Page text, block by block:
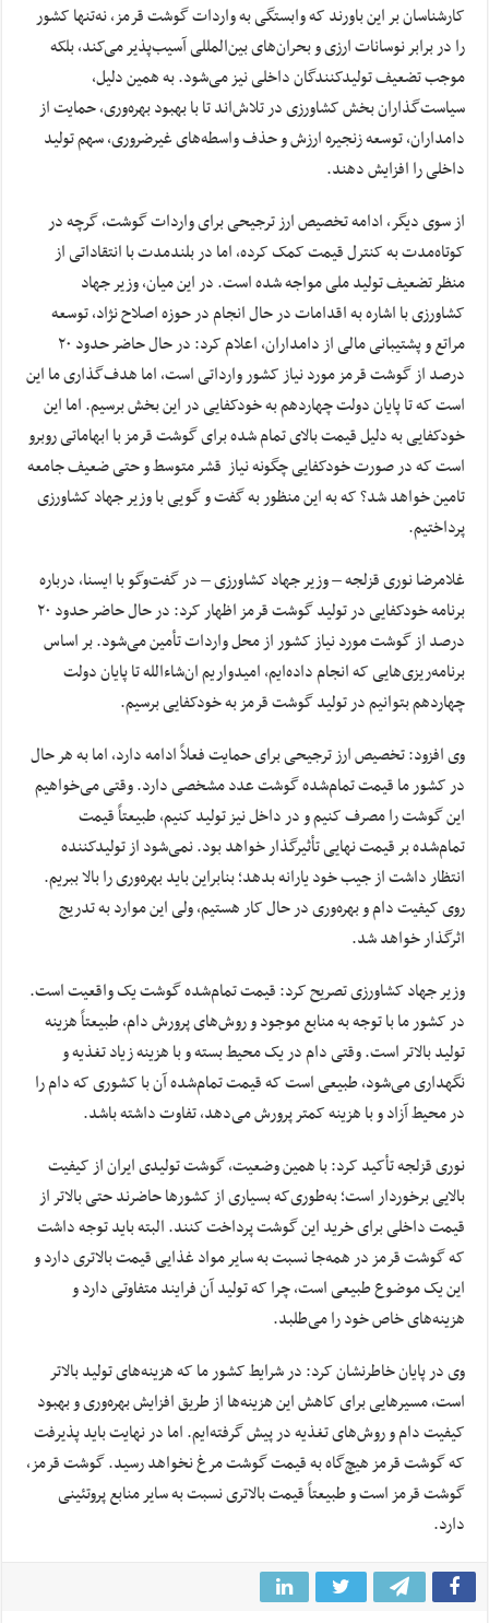
کارشناسان بر این باورند که وابستگی به واردات گوشت قرمز، نه‌تنها کشور
را در برابر نوسانات ارزی و بحران‌های بین‌المللی آسیب‌پذیر می‌کند، بلکه
موجب تضعیف تولیدکنندگان داخلی نیز می‌شود. به همین دلیل،
سیاست‌گذاران بخش کشاورزی در تلاش‌اند تا با بهبود بهره‌وری، حمایت از
دامداران، توسعه زنجیره ارزش و حذف واسطه‌های غیرضروری، سهم تولید
داخلی را افزایش دهند.
از سوی دیگر، ادامه تخصیص ارز ترجیحی برای واردات گوشت، گرچه در
کوتاه‌مدت به کنترل قیمت کمک کرده، اما در بلندمدت با انتقاداتی از
منظر تضعیف تولید ملی مواجه شده است. در این میان، وزیر جهاد
کشاورزی با اشاره به اقدامات در حال انجام در حوزه اصلاح نژاد، توسعه
مراتع و پشتیبانی مالی از دامداران، اعلام کرد: در حال حاضر حدود ۲۰
درصد از گوشت قرمز مورد نیاز کشور وارداتی است، اما هدف‌گذاری ما این
است که تا پایان دولت چهاردهم به خودکفایی در این بخش برسیم. اما این
خودکفایی به دلیل قیمت بالای تمام شده برای گوشت قرمز با ابهاماتی روبرو
است که در صورت خودکفایی چگونه نیاز قشر متوسط و حتی ضعیف جامعه
تامین خواهد شد؟ که به این منظور به گفت و گویی با وزیر جهاد کشاورزی
پرداختیم.
غلامرضا نوری قزلجه – وزیر جهاد کشاورزی – در گفت‌وگو با ایسنا، درباره
برنامه خودکفایی در تولید گوشت قرمز اظهار کرد: در حال حاضر حدود ۲۰
درصد از گوشت مورد نیاز کشور از محل واردات تأمین می‌شود. بر اساس
برنامه‌ریزی‌هایی که انجام داده‌ایم، امیدواریم ان‌شاءالله تا پایان دولت
چهاردهم بتوانیم در تولید گوشت قرمز به خودکفایی برسیم.
وی افزود: تخصیص ارز ترجیحی برای حمایت فعلاً ادامه دارد، اما به هر حال
در کشور ما قیمت تمام‌شده گوشت عدد مشخصی دارد. وقتی می‌خواهیم
این گوشت را مصرف کنیم و در داخل نیز تولید کنیم، طبیعتاً قیمت
تمام‌شده بر قیمت نهایی تأثیرگذار خواهد بود. نمی‌شود از تولیدکننده
انتظار داشت از جیب خود یارانه بدهد؛ بنابراین باید بهره‌وری را بالا ببریم.
روی کیفیت دام و بهره‌وری در حال کار هستیم، ولی این موارد به تدریج
اثرگذار خواهد شد.
وزیر جهاد کشاورزی تصریح کرد: قیمت تمام‌شده گوشت یک واقعیت است.
در کشور ما با توجه به منابع موجود و روش‌های پرورش دام، طبیعتاً هزینه
تولید بالاتر است. وقتی دام در یک محیط بسته و با هزینه زیاد تغذیه و
نگهداری می‌شود، طبیعی است که قیمت تمام‌شده آن با کشوری که دام را
در محیط آزاد و با هزینه کمتر پرورش می‌دهد، تفاوت داشته باشد.
نوری قزلجه تأکید کرد: با همین وضعیت، گوشت تولیدی ایران از کیفیت
بالایی برخوردار است؛ به‌طوری‌که بسیاری از کشورها حاضرند حتی بالاتر از
قیمت داخلی برای خرید این گوشت پرداخت کنند. البته باید توجه داشت
که گوشت قرمز در همه‌جا نسبت به سایر مواد غذایی قیمت بالاتری دارد و
این یک موضوع طبیعی است، چرا که تولید آن فرایند متفاوتی دارد و
هزینه‌های خاص خود را می‌طلبد.
وی در پایان خاطرنشان کرد: در شرایط کشور ما که هزینه‌های تولید بالاتر
است، مسیرهایی برای کاهش این هزینه‌ها از طریق افزایش بهره‌وری و بهبود
کیفیت دام و روش‌های تغذیه در پیش گرفته‌ایم. اما در نهایت باید پذیرفت
که گوشت قرمز هیچ‌گاه به قیمت گوشت مرغ نخواهد رسید. گوشت قرمز،
گوشت قرمز است و طبیعتاً قیمت بالاتری نسبت به سایر منابع پروتئینی
دارد.